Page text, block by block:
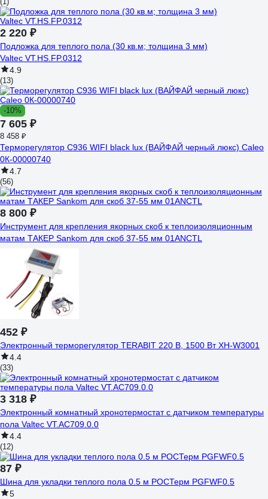
2 220 ₽
Подложка для теплого пола (30 кв.м; толщина 3 мм)
Valtec VT.HS.FP.0312
4.9
(13)
-10%
7 605 ₽
8 458 ₽
Терморегулятор C936 WIFI black lux (ВАЙФАЙ черный люкс) Caleo
0К-00000740
4.7
(56)
8 800 ₽
Инструмент для крепления якорных скоб к теплоизоляционным
матам ТАКЕР Sankom для скоб 37-55 мм 01ANCTL
452 ₽
Электронный терморегулятор TERABIT 220 В, 1500 Вт XH-W3001
4.4
(33)
3 318 ₽
Электронный комнатный хронотермостат с датчиком температуры
пола Valtec VT.AC709.0.0
4.4
(12)
87 ₽
Шина для укладки теплого пола 0.5 м РОСТерм PGFWF0.5
5